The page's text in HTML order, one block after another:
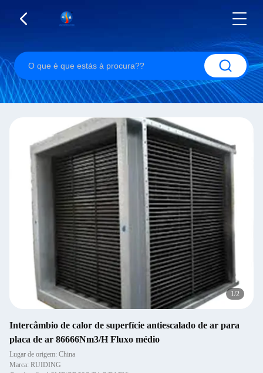
2/2
Intercâmbio de calor de superfície antiescalado de ar para
placa de ar 86666Nm3/H Fluxo médio
Lugar de origem: China
Marca: RUIDING